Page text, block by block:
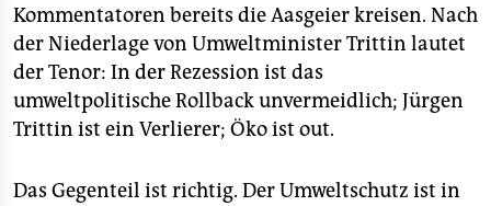
abo
genossenschaft
epaper login
Kommentatoren bereits die Aasgeier kreisen. Nach
der Niederlage von Umweltminister Trittin lautet
der Tenor: In der Rezession ist das
umweltpolitische Rollback unvermeidlich; Jürgen
Trittin ist ein Verlierer; Öko ist out.
Das Gegenteil ist richtig. Der Umweltschutz ist in